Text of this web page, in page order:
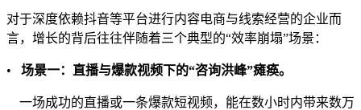
对于深度依赖抖音等平台进行内容电商与线索经营的企业而
言，增长的背后往往伴随着三个典型的“效率崩塌”场景：
• 场景一：直播与爆款视频下的“咨询洪峰”瘫痪。
一场成功的直播或一条爆款短视频，能在数小时内带来数万